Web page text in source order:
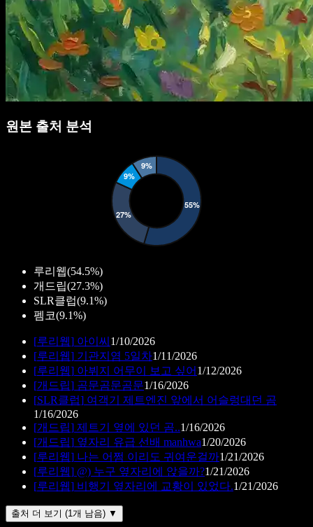
원본 출처 분석
루리웹(54.5%)
개드립(27.3%)
SLR클럽(9.1%)
펨코(9.1%)
[루리웹] 아이씨 1/10/2026
[루리웹] 기관지염 5일차1/11/2026
[루리웹] 아뷔지 어무이 보고 싶어 1/12/2026
[개드립] 곰문곰문곰문1/16/2026
[SLR클럽] 여객기 제트엔진 앞에서 어슬렁대던 곰
1/16/2026
[개드립] 제트기 옆에 있던 곰..1/16/2026
[개드립] 옆자리 유급 선배 manhwa1/20/2026
[루리웹] 나는 어쩜 이리도 귀여운걸까1/21/2026
[루리웹] @) 누구 옆자리에 앉을까?1/21/2026
[루리웹] 비행기 옆자리에 교황이 있었다.1/21/2026
출처 더 보기 (1개 남음) ▼